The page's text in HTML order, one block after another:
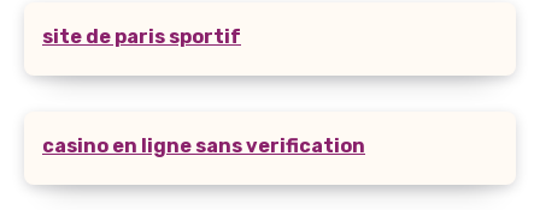
site de paris sportif
casino en ligne sans verification